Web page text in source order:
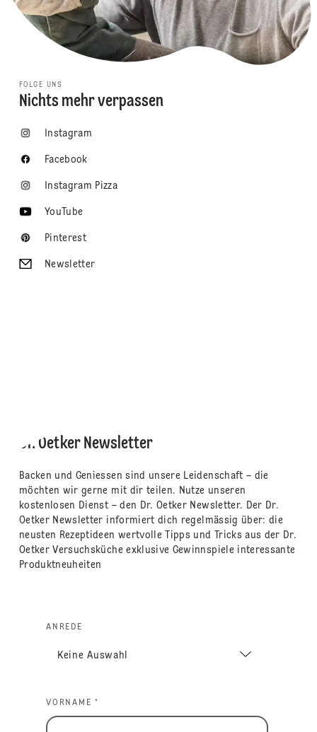
FOLGE UNS
Nichts mehr verpassen
Instagram
Facebook
Instagram Pizza
YouTube
Pinterest
Newsletter
Dr. Oetker Newsletter
Backen und Geniessen sind unsere Leidenschaft – die
möchten wir gerne mit dir teilen. Nutze unseren
kostenlosen Dienst – den Dr. Oetker Newsletter. Der Dr.
Oetker Newsletter informiert dich regelmässig über: die
neusten Rezeptideen wertvolle Tipps und Tricks aus der Dr.
Oetker Versuchsküche exklusive Gewinnspiele interessante
Produktneuheiten
ANREDE
VORNAME *